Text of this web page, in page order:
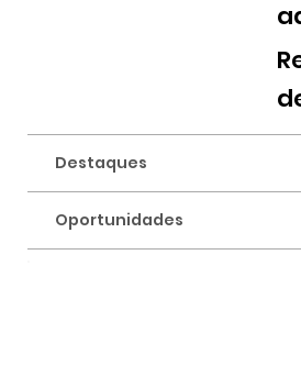
Destaques
Oportunidades